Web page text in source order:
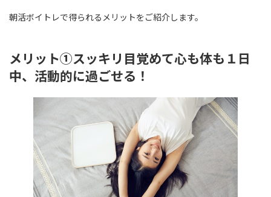
朝活ボイトレで得られるメリットをご紹介します。
メリット①スッキリ目覚めて心も体も１日
中、活動的に過ごせる！